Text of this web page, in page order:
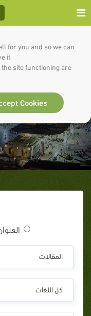
for you and so we can
it.
site functioning are
Cookies
المقالات
كل اللغات